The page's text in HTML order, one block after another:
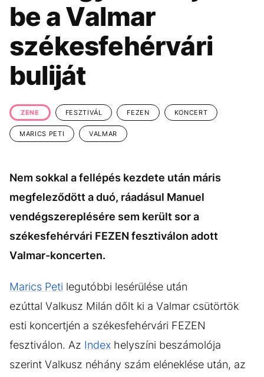
ÉLETMÓD DESIGN
BESZÉLGETÉSEK ARCOK
VIDEÓ
be a Valmar
székesfehérvári
buliját
ZENE FESZTIVÁL FEZEN KONCERT
MARICS PETI VALMAR
Nem sokkal a fellépés kezdete után máris
megfeleződött a duó, ráadásul Manuel
vendégszereplésére sem került sor a
székesfehérvári FEZEN fesztiválon adott
Valmar-koncerten.
Marics Peti legutóbbi lesérülése után
ezúttal Valkusz Milán dőlt ki a Valmar csütörtök
esti koncertjén a székesfehérvári FEZEN
fesztiválon. Az Index helyszíni beszámolója
szerint Valkusz néhány szám eléneklése után, az